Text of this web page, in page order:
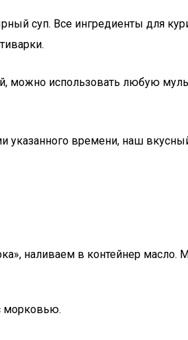
суп. Все ингредиенты для
можно использовать любую
указанного времени, наш
наливаем в контейнер масло.
морковью.